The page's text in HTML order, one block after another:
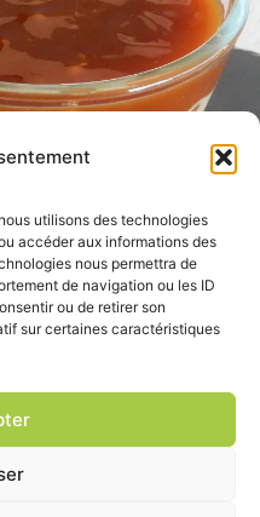
utilisons des technologies
accéder aux informations des
nous permettra de
de navigation ou les ID
ou de retirer son
sur certaines caractéristiques